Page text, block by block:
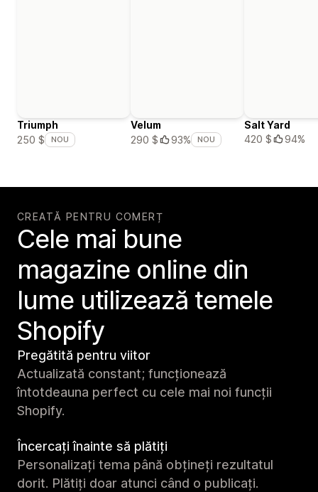
Triumph
250 $
NOU
Velum
290 $
93% NOU
Salt Yard
420 $
94%
CREATĂ PENTRU COMERȚ
Cele mai bune
magazine online din
lume utilizează temele
Shopify
Pregătită pentru viitor
Actualizată constant; funcționează
întotdeauna perfect cu cele mai noi funcții
Shopify.
Încercați înainte să plătiți
Personalizați tema până obțineți rezultatul
dorit. Plătiți doar atunci când o publicați.